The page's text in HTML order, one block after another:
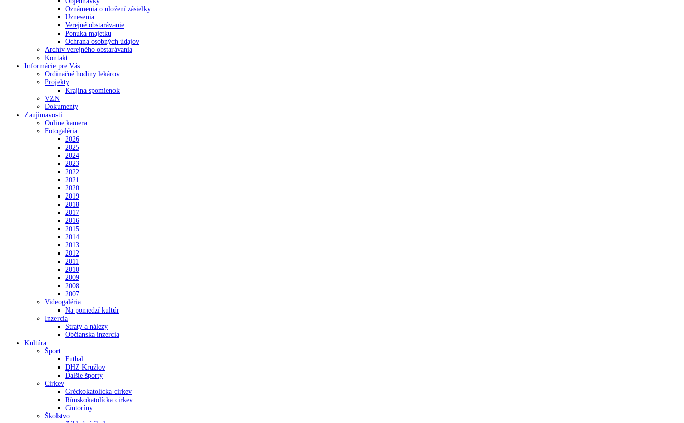
Oznámenia o uložení zásielky
Uznesenia
Verejné obstarávanie
Ponuka majetku
Ochrana osobných údajov
Archív verejného obstarávania
Kontakt
Informácie pre Vás
Ordinačné hodiny lekárov
Projekty
Krajina spomienok
VZN
Dokumenty
Zaujímavosti
Online kamera
Fotogaléria
2026
2025
2024
2023
2022
2021
2020
2019
2018
2017
2016
2015
2014
2013
2012
2011
2010
2009
2008
2007
Videogaléria
Na pomedzí kultúr
Inzercia
Straty a nálezy
Občianska inzercia
Kultúra
Šport
Futbal
DHZ Kružlov
Ďalšie športy
Cirkev
Gréckokatolícka cirkev
Rímskokatolícka cirkev
Cintoríny
Školstvo